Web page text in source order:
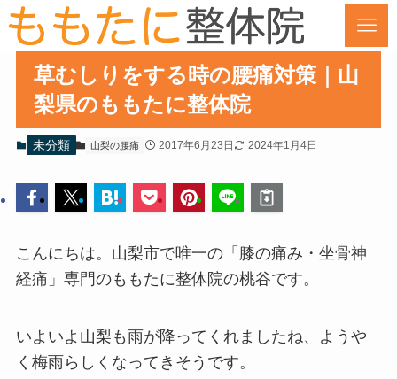
草むしりをする時の腰痛対策｜山
梨県のももたに整体院
未分類 山梨の腰痛 2017年6月23日 2024年1月4日
こんにちは。山梨市で唯一の「膝の痛み・坐骨神
経痛」専門のももたに整体院の桃谷です。
いよいよ山梨も雨が降ってくれましたね、ようや
く梅雨らしくなってきそうです。